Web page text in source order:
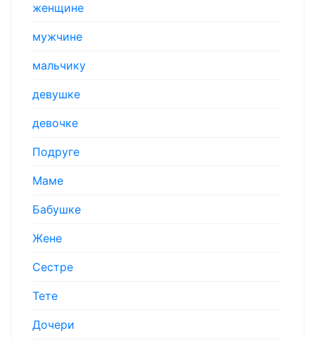
женщине
мужчине
мальчику
девушке
девочке
Подруге
Маме
Бабушке
Жене
Сестре
Тете
Дочери